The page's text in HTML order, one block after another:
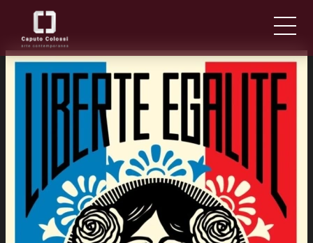
IT
ABOUT US
NEWS AND EVENTS
ARTISTS AND WORKS
CONTACTS